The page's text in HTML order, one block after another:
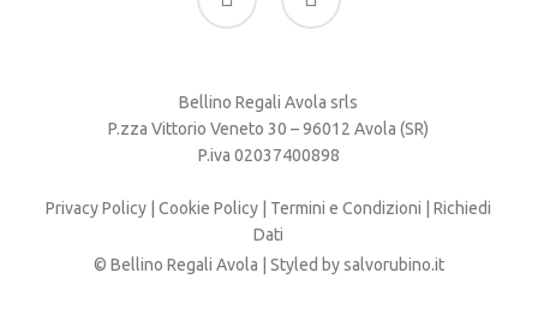
Bellino Regali Avola srls
P.zza Vittorio Veneto 30 – 96012 Avola (SR)
P.iva 02037400898
Privacy Policy |Cookie Policy Termini e Condizioni |Richiedi
Dati
© Bellino Regali Avola | Styled bysalvorubino.it